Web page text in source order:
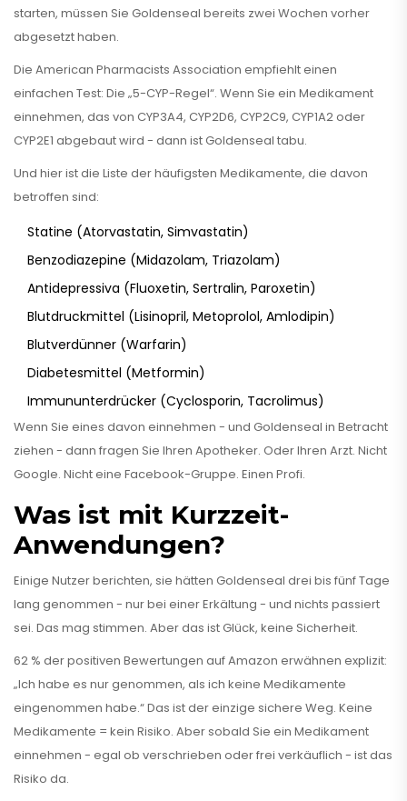
starten, müssen Sie Goldenseal bereits zwei Wochen vorher
abgesetzt haben.
Die American Pharmacists Association empfiehlt einen
einfachen Test: Die „5-CYP-Regel“. Wenn Sie ein Medikament
einnehmen, das von CYP3A4, CYP2D6, CYP2C9, CYP1A2 oder
CYP2E1 abgebaut wird - dann ist Goldenseal tabu.
Und hier ist die Liste der häufigsten Medikamente, die davon
betroffen sind:
Statine (Atorvastatin, Simvastatin)
Benzodiazepine (Midazolam, Triazolam)
Antidepressiva (Fluoxetin, Sertralin, Paroxetin)
Blutdruckmittel (Lisinopril, Metoprolol, Amlodipin)
Blutverdünner (Warfarin)
Diabetesmittel (Metformin)
Immununterdrücker (Cyclosporin, Tacrolimus)
Wenn Sie eines davon einnehmen - und Goldenseal in Betracht
ziehen - dann fragen Sie Ihren Apotheker. Oder Ihren Arzt. Nicht
Google. Nicht eine Facebook-Gruppe. Einen Profi.
Was ist mit Kurzzeit-
Anwendungen?
Einige Nutzer berichten, sie hätten Goldenseal drei bis fünf Tage
lang genommen - nur bei einer Erkältung - und nichts passiert
sei. Das mag stimmen. Aber das ist Glück, keine Sicherheit.
62 % der positiven Bewertungen auf Amazon erwähnen explizit:
„Ich habe es nur genommen, als ich keine Medikamente
eingenommen habe.“ Das ist der einzige sichere Weg. Keine
Medikamente = kein Risiko. Aber sobald Sie ein Medikament
einnehmen - egal ob verschrieben oder frei verkäuflich - ist das
Risiko da.